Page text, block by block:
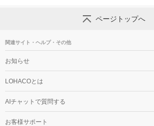
ページトップへ
関連サイト・ヘルプ・その他
お知らせ
LOHACOとは
AIチャットで質問する
お客様サポート